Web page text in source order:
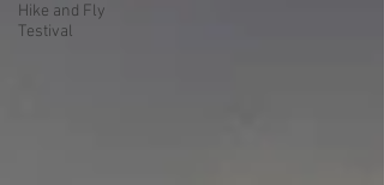
Hike and Fly
Testival